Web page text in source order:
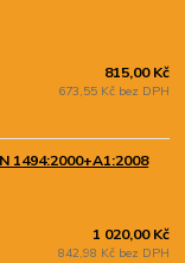
815,00 Kč
673,55 Kč bez DPH
1494:2000+A1:2008
1 020,00 Kč
842,98 Kč bez DPH